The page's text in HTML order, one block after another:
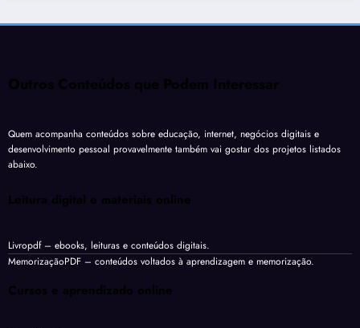
Outros Conteúdos que Podem Interessar
Quem acompanha conteúdos sobre educação, internet, negócios digitais e
desenvolvimento pessoal provavelmente também vai gostar dos projetos listados
abaixo.
Leitura digital e materiais online
Livropdf– ebooks, leituras e conteúdos digitais.
MemorizaçãoPDF – conteúdos voltados à aprendizagem e memorização.
Cursos e aprendizado online